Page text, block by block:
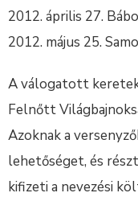
2012. április 27.
2012. május 25.
A válogatott
Felnőtt
Azoknak a
lehetőséget, és részt
kifizeti a nevezési